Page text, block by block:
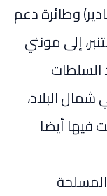
وطائرة دعم
اليوم الأربعاء 18 شتنبر، إلى مونتي
السلطات
شمال البلاد،
فيها أيضا